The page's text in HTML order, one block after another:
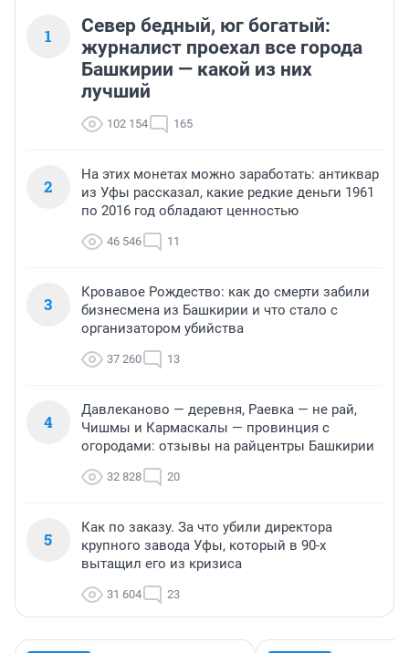
1
Север бедный, юг богатый:
журналист проехал все города
Башкирии — какой из них
лучший
102 154 165
2
На этих монетах можно заработать: антиквар
из Уфы рассказал, какие редкие деньги 1961
по 2016 год обладают ценностью
46 546 11
3
Кровавое Рождество: как до смерти забили
бизнесмена из Башкирии и что стало с
организатором убийства
37 260 13
4
Давлеканово — деревня, Раевка — не рай,
Чишмы и Кармаскалы — провинция с
огородами: отзывы на райцентры Башкирии
32 828 20
5
Как по заказу. За что убили директора
крупного завода Уфы, который в 90-х
вытащил его из кризиса
31 604 23